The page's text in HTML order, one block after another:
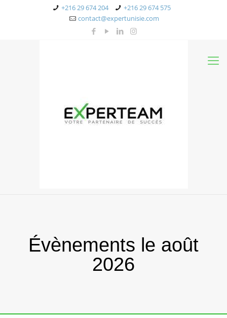
+216 29 674 204
+216 29 674 575
contact@expertunisie.com
Évènements le août
2026